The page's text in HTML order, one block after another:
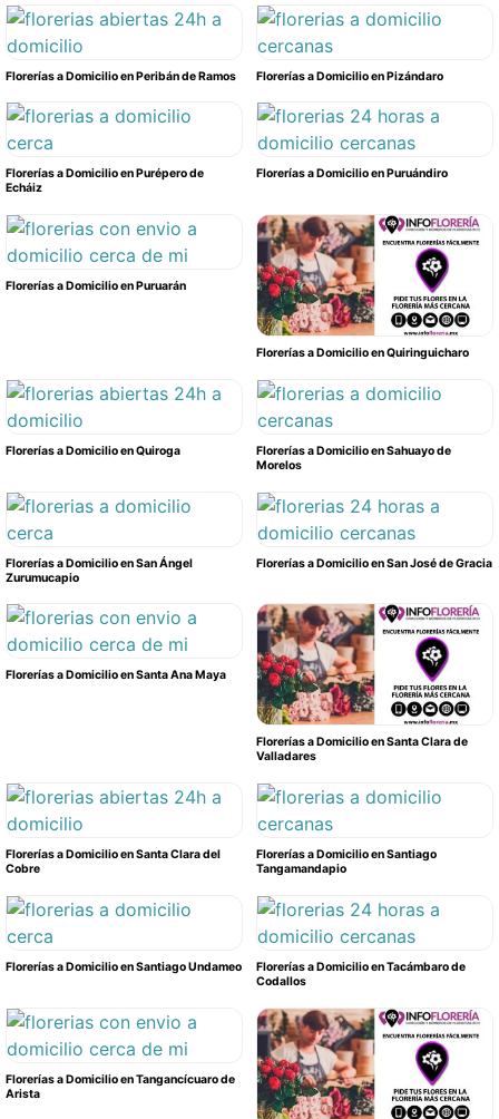
Florerías a Domicilio en Peribán de Ramos Florerías a Domicilio en Pizándaro
Florerías a Domicilio en Purépero de
Echáiz
Florerías a Domicilio en Puruándiro
Florerías a Domicilio en Puruarán
Florerías a Domicilio en Quiringuicharo
Florerías a Domicilio en Quiroga
Florerías a Domicilio en Sahuayo de
Morelos
Florerías a Domicilio en San Ángel
Zurumucapio
Florerías a Domicilio en San José de Gracia
Florerías a Domicilio en Santa Ana Maya
Florerías a Domicilio en Santa Clara de
Valladares
Florerías a Domicilio en Santa Clara del
Cobre
Florerías a Domicilio en Santiago
Tangamandapio
Florerías a Domicilio en Santiago Undameo
Florerías a Domicilio en Tacámbaro de
Codallos
Florerías a Domicilio en Tangancícuaro de
Arista